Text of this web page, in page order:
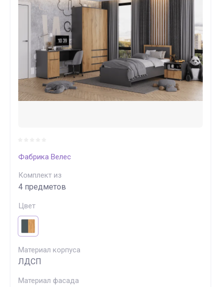
Фабрика Велес
Комплект из
4 предметов
Цвет
Материал корпуса
ЛДСП
Материал фасада